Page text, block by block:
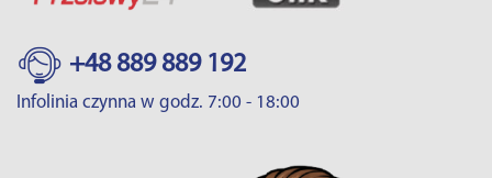
+48 889 889 192
Infolinia czynna w godz. 7:00 - 18:00